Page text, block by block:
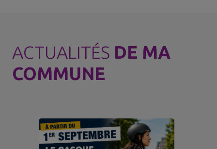
ACTUALITÉS DE MA
COMMUNE